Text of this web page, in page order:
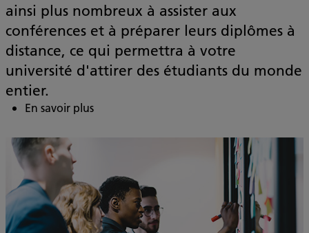
ainsi plus nombreux à assister aux
conférences et à préparer leurs diplômes à
distance, ce qui permettra à votre
université d'attirer des étudiants du monde
entier.
En savoir plus